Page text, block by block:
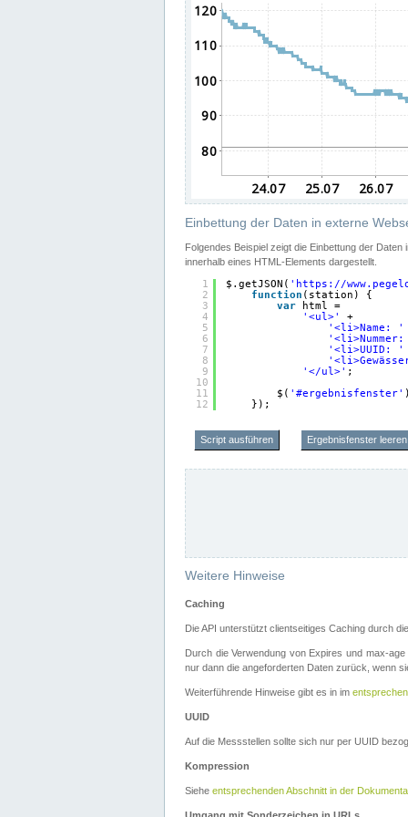
Einbettung der Daten in externe
Folgendes Beispiel zeigt die Einbettung der
innerhalb eines HTML-Elements dargestellt.
1
2
3
4
5
6
7
8
9
10
11
12
$.getJSON( ' https://
function (station) {
var
html =
'<ul>'
+
'<li>Name: '
'<li>UUID: '
'</ul>' ;
$( '#ergebnisfenster'
});
Script ausführen Ergebnisfenster leeren
Weitere Hinweise
Caching
Die API unterstützt clientseitiges Caching durch
Durch die Verwendung von Expires und max-
nur dann die angeforderten Daten zurück, wenn
Weiterführende Hinweise gibt es in im
UUID
Auf die Messstellen sollte sich nur per UUID
Kompression
Siehe entsprechenden Abschnitt in der